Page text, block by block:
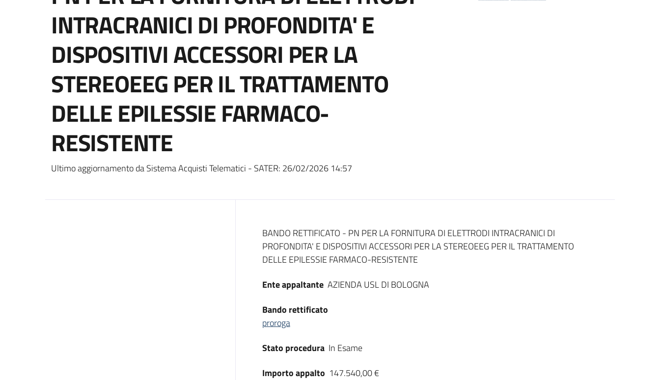
INTRACRANICI DI PROFONDITA' E
DISPOSITIVI ACCESSORI PER LA
STEREOEEG PER IL TRATTAMENTO
DELLE EPILESSIE FARMACO-
RESISTENTE
Ultimo aggiornamento da Sistema Acquisti Telematici - SATER: 26/02/2026 14:57
Dati del bando
BANDO RETTIFICATO - PN PER LA FORNITURA DI ELETTRODI INTRACRANICI DI
PROFONDITA' E DISPOSITIVI ACCESSORI PER LA STEREOEEG PER IL TRATTAMENTO
DELLE EPILESSIE FARMACO-RESISTENTE
Ente appaltante AZIENDA USL DI BOLOGNA
Bando rettificato
proroga
Stato procedura In Esame
Importo appalto 147.540,00 €